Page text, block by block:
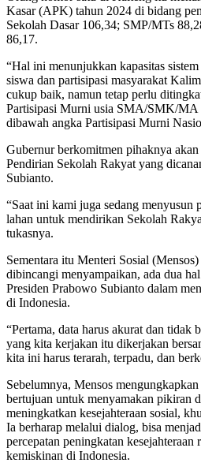
Kasar (APK) tahun 2024 di bidang
Sekolah Dasar 106,34; SMP/MTs
86,17.
“Hal ini menunjukkan kapasitas
siswa dan partisipasi masyarakat
cukup baik, namun tetap perlu
Partisipasi Murni usia SMA/SMK/MA
dibawah angka Partisipasi Murni
Gubernur berkomitmen pihaknya
Pendirian Sekolah Rakyat yang
Subianto.
“Saat ini kami juga sedang menyusun
lahan untuk mendirikan Sekolah
tukasnya.
Sementara itu Menteri Sosial
dibincangi menyampaikan, ada dua
Presiden Prabowo Subianto dalam
di Indonesia.
“Pertama, data harus akurat dan tidak
yang kita kerjakan itu dikerjakan
kita ini harus terarah, terpadu, dan
Sebelumnya, Mensos
bertujuan untuk menyamakan pikiran
meningkatkan kesejahteraan sosial,
Ia berharap melalui dialog, bisa
percepatan peningkatan kesejahteraan
kemiskinan di Indonesia.